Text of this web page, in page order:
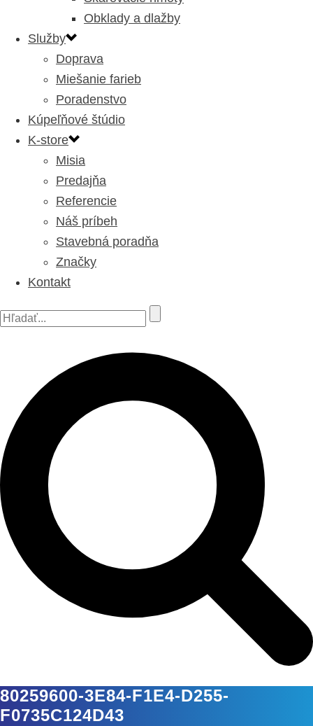
Obklady a dlažby
Služby
Doprava
Miešanie farieb
Poradenstvo
Kúpeľňové štúdio
K-store
Misia
Predajňa
Referencie
Náš príbeh
Stavebná poradňa
Značky
Kontakt
80259600-3E84-F1E4-D255-
F0735C124D43